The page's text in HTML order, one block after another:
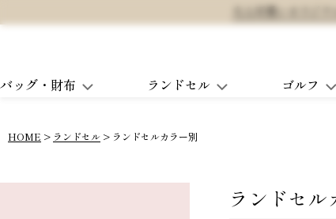
大人可愛いオリジ
バッグ・財布 ランドセル ゴルフ
HOME ランドセル ランドセルカラー別
ランドセル